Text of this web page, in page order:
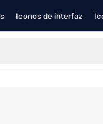
Iconos de interfaz